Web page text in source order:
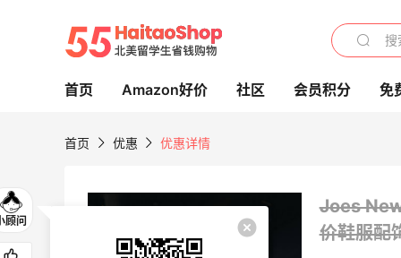
首页 Amazon好价 社区 会员积分 免
首页 优惠 优惠详情
Joes
价鞋服配
Le Creuset：提升生活幸福感！精美锅具